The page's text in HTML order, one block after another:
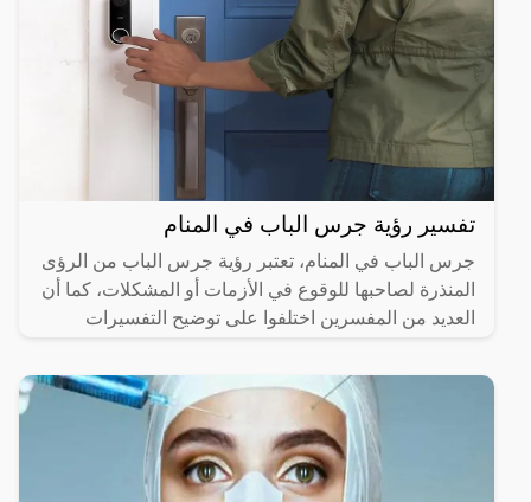
تفسير رؤية جرس الباب في المنام
جرس الباب في المنام، تعتبر رؤية جرس الباب من الرؤى
المنذرة لصاحبها للوقوع في الأزمات أو المشكلات، كما أن
العديد من المفسرين اختلفوا على توضيح التفسيرات